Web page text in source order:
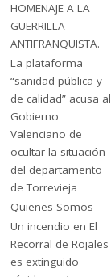
HOMENAJE A LA
GUERRILLA
ANTIFRANQUISTA.
La plataforma
“sanidad pública y
de calidad” acusa al
Gobierno
Valenciano de
ocultar la situación
del departamento
de Torrevieja
Quienes Somos
Un incendio en El
Recorral de Rojales
es extinguido